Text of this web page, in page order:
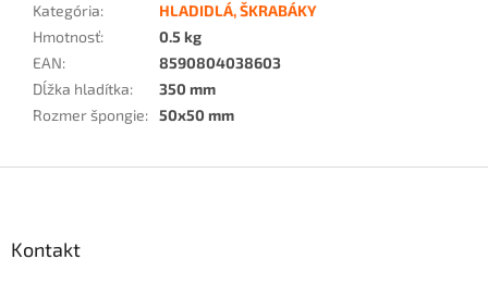
Kategória:
HLADIDLÁ, ŠKRABÁKY
Hmotnosť:
0.5 kg
EAN:
8590804038603
Dĺžka hladítka:
350 mm
Rozmer špongie: 50x50 mm
Kontakt